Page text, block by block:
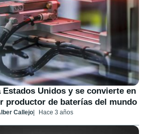
Estados Unidos y se convierte en
productor de baterías del mundo
Callejo Hace 3 años